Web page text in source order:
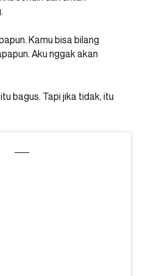
Kamu bisa bilang
Aku nggak akan
bagus. Tapi jika tidak, itu